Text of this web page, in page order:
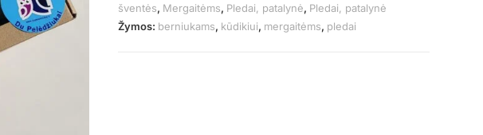
šventės, Mergaitėms, Pledai, patalynė, Pledai, patalynė
Žymos: berniukams, kūdikiui, mergaitėms, pledai